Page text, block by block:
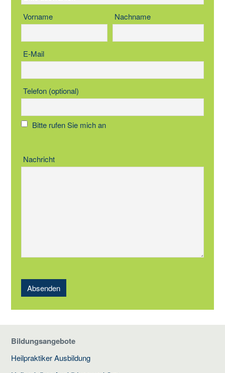
Vorname Nachname
E-Mail
Telefon (optional)
Bitte rufen Sie mich an
Nachricht
Absenden
Bildungsangebote
Heilpraktiker Ausbildung